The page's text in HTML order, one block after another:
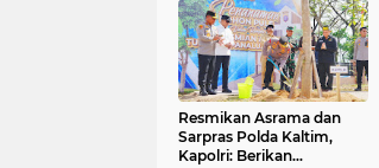
Resmikan Asrama dan
Sarpras Polda Kaltim,
Kapolri: Berikan